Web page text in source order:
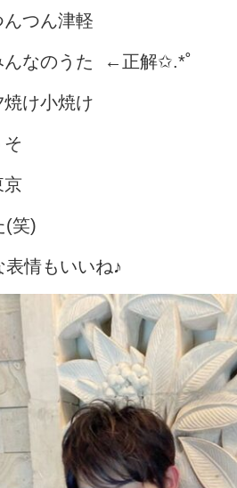
つん津軽
なのうた ←正解✩.*˚
け小焼け
(笑)
表情もいいね♪